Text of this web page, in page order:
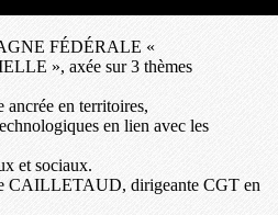
FÉDÉRALE «
», axée sur 3 thèmes
en territoires,
en lien avec les
et sociaux.
CAILLETAUD, dirigeante CGT en